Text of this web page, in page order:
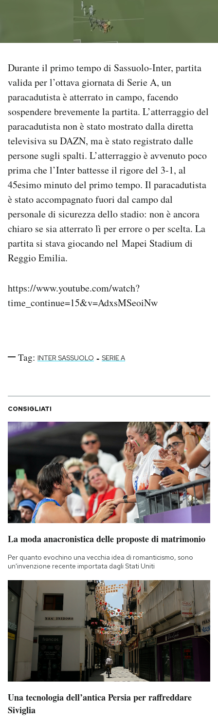
I MIEI PREFERITI
SHOP
AREA PERSONALE
Area Personale
Newsletter
Notifiche mobile
Regala il Post
Hai bisogno di aiuto?
Esci
Durante il primo tempo di Sassuolo-Inter, partita
valida per l’ottava giornata di Serie A, un
paracadutista è atterrato in campo, facendo
sospendere brevemente la partita. L’atterraggio del
paracadutista non è stato mostrato dalla diretta
televisiva su DAZN, ma è stato registrato dalle
persone sugli spalti. L’atterraggio è avvenuto poco
prima che l’Inter battesse il rigore del 3-1, al
45esimo minuto del primo tempo. Il paracadutista
è stato accompagnato fuori dal campo dal
personale di sicurezza dello stadio: non è ancora
chiaro se sia atterrato lì per errore o per scelta. La
partita si stava giocando nel Mapei Stadium di
Reggio Emilia.
https://www.youtube.com/watch?
time_continue=15&v=AdxsMSeoiNw
Tag: INTER SASSUOLO - SERIE A
CONSIGLIATI
La moda anacronistica delle proposte di matrimonio
Per quanto evochino una vecchia idea di romanticismo, sono
un'invenzione recente importata dagli Stati Uniti
Una tecnologia dell’antica Persia per raffreddare
Siviglia